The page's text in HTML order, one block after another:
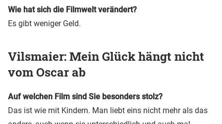
Wie hat sich die Filmwelt verändert?
Es gibt weniger Geld.
Vilsmaier: Mein Glück hängt nicht
vom Oscar ab
Auf welchen Film sind Sie besonders stolz?
Das ist wie mit Kindern. Man liebt eins nicht mehr als das